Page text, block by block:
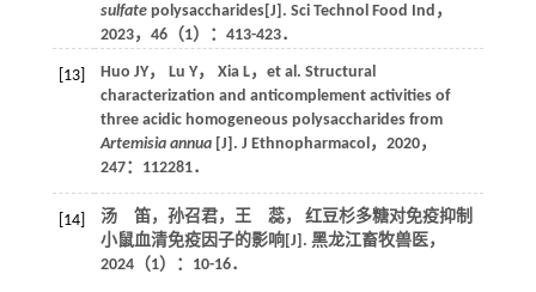
sulfatepolysaccharides[J]. Sci Technol Food Ind ，
2023， 46（1）：413-423．
[13] Huo JY， Lu Y， Xia L，et al. Structural
characterization and anticomplement activities of
three acidic homogeneous polysaccharides from
Artemisia annua[J]. J Ethnopharmacol ， 2020，
247：112281．
[14]
汤 笛，孙召君，王 蕊， 红豆杉多糖对免疫抑制
小鼠血清免疫因子的影响[J]. 黑龙江畜牧兽医，
2024（1）：10-16．